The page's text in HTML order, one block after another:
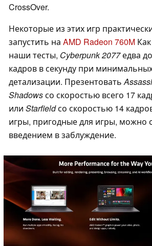
CrossOver.
Некоторые из этих игр
запустить на AMD Radeon 760M
наши тесты, Cyberpunk 2077едва
кадров в секунду при
детализации. Презентовать
Shadowsсо скоростью всего 17
или Starfieldсо скоростью 14
игры, пригодные для игры, можно
введением в заблуждение.